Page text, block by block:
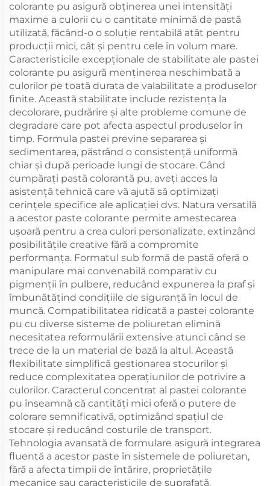
colorante pu asigură obținerea unei intensități
maxime a culorii cu o cantitate minimă de pastă
utilizată, făcând-o o soluție rentabilă atât pentru
producții mici, cât și pentru cele în volum mare.
Caracteristicile excepționale de stabilitate ale pastei
colorante pu asigură menținerea neschimbată a
culorilor pe toată durata de valabilitate a produselor
finite. Această stabilitate include rezistența la
decolorare, pudrărire și alte probleme comune de
degradare care pot afecta aspectul produselor în
timp. Formula pastei previne separarea și
sedimentarea, păstrând o consistență uniformă
chiar și după perioade lungi de stocare. Când
cumpărați pastă colorantă pu, aveți acces la
asistență tehnică care vă ajută să optimizați
cerințele specifice ale aplicației dvs. Natura versatilă
a acestor paste colorante permite amestecarea
ușoară pentru a crea culori personalizate, extinzând
posibilitățile creative fără a compromite
performanța. Formatul sub formă de pastă oferă o
manipulare mai convenabilă comparativ cu
pigmenții în pulbere, reducând expunerea la praf și
îmbunătățind condițiile de siguranță în locul de
muncă. Compatibilitatea ridicată a pastei colorante
pu cu diverse sisteme de poliuretan elimină
necesitatea reformulării extensive atunci când se
trece de la un material de bază la altul. Această
flexibilitate simplifică gestionarea stocurilor și
reduce complexitatea operațiunilor de potrivire a
culorilor. Caracterul concentrat al pastei colorante
pu înseamnă că cantități mici oferă o putere de
colorare semnificativă, optimizând spațiul de
stocare și reducând costurile de transport.
Tehnologia avansată de formulare asigură integrarea
fluentă a acestor paste în sistemele de poliuretan,
fără a afecta timpii de întărire, proprietățile
mecanice sau caracteristicile de suprafață.